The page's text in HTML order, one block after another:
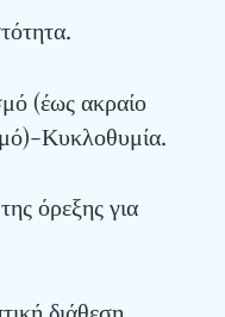
(έως ακραίο
Κυκλοθυμία.
όρεξης για
διάθεση.